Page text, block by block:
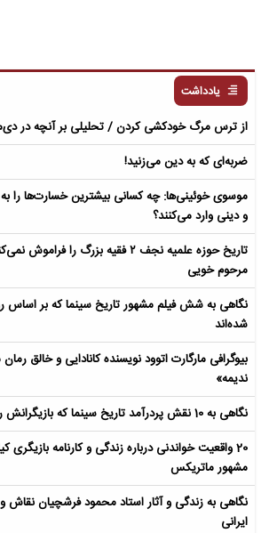
یادداشت
از ترس مرگ خودکشی کردن / تحلیلی بر آنچه در دی‌ماه ۱۴۰۴
ضربه‌ای که به دین می‌زنید!
موسوی خوئینی‌ها: چه کسانی بیشترین خسارت‌ها را
و دینی وارد می‌کنند؟
تاریخ حوزه علمیه نجف ۲ فقیه بزرگ را
مرحوم خویی
نگاهی به شش فیلم مشهور تاریخ سینما که بر اساس
شده‌اند
بیوگرافی مارگارت اتوود نویسنده کانادایی و خالق
ندیمه»
نگاهی به 10 نقش پردرآمد تاریخ سینما که بازیگرانش را میلیونر کرد
20 واقعیت خواندنی درباره زندگی و کارنامه بازیگری
مشهور ماتریکس
نگاهی به زندگی و آثار استاد محمود فرشچیان نقاش
ایرانی